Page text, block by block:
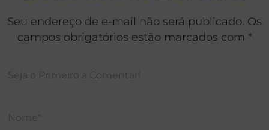
Seu endereço de e-mail não será publicado. Os
campos obrigatórios estão marcados com *